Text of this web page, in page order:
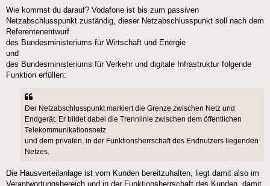
Wie kommst du darauf? Vodafone ist bis zum passiven
Netzabschlusspunkt zuständig, dieser Netzabschlusspunkt soll nach dem
Referentenentwurf
des Bundesministeriums für Wirtschaft und Energie
und
des Bundesministeriums für Verkehr und digitale Infrastruktur folgende
Funktion erfüllen:
Der Netzabschlusspunkt markiert die Grenze zwischen Netz und
Endgerät. Er bildet dabei die Trennlinie zwischen dem öffentlichen
Telekommunikationsnetz
und dem privaten, in der Funktionsherrschaft des Endnutzers liegenden
Netzes.
Die Hausverteilanlage ist vom Kunden bereitzuhalten, liegt damit also im
Verantwortungsbereich und in der Funktionsherrschaft des Kunden, damit